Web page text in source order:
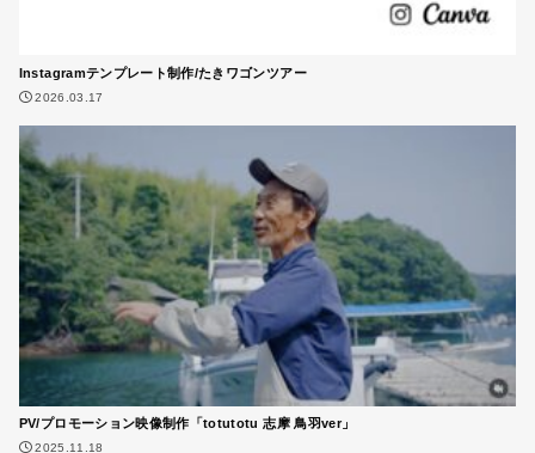
Instagramテンプレート制作/たきワゴンツアー
2026.03.17
PV/プロモーション映像制作「totutotu 志摩 鳥羽ver」
2025.11.18